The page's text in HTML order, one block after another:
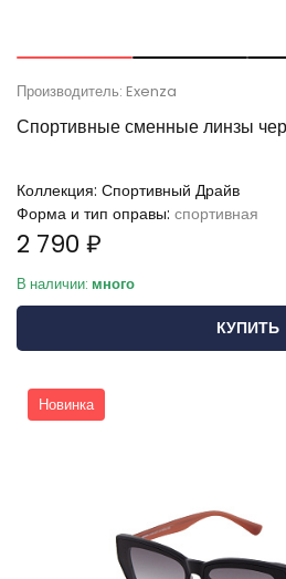
Производитель: Exenza
Спортивные сменные линзы
Коллекция: Спортивный Драйв
Форма и тип оправы: спортивная
2 790 ₽
В наличии: много
КУПИТЬ
Новинка